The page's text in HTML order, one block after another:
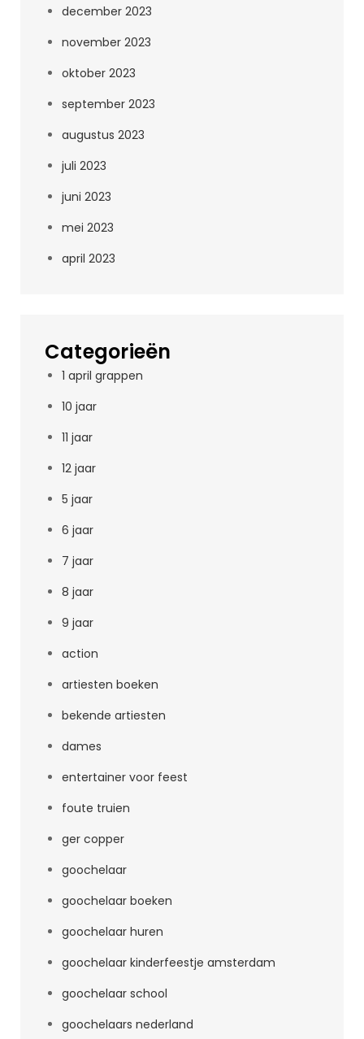
december 2023
november 2023
oktober 2023
september 2023
augustus 2023
juli 2023
juni 2023
mei 2023
april 2023
Categorieën
1 april grappen
10 jaar
11 jaar
12 jaar
5 jaar
6 jaar
7 jaar
8 jaar
9 jaar
action
artiesten boeken
bekende artiesten
dames
entertainer voor feest
foute truien
ger copper
goochelaar
goochelaar boeken
goochelaar huren
goochelaar kinderfeestje amsterdam
goochelaar school
goochelaars nederland